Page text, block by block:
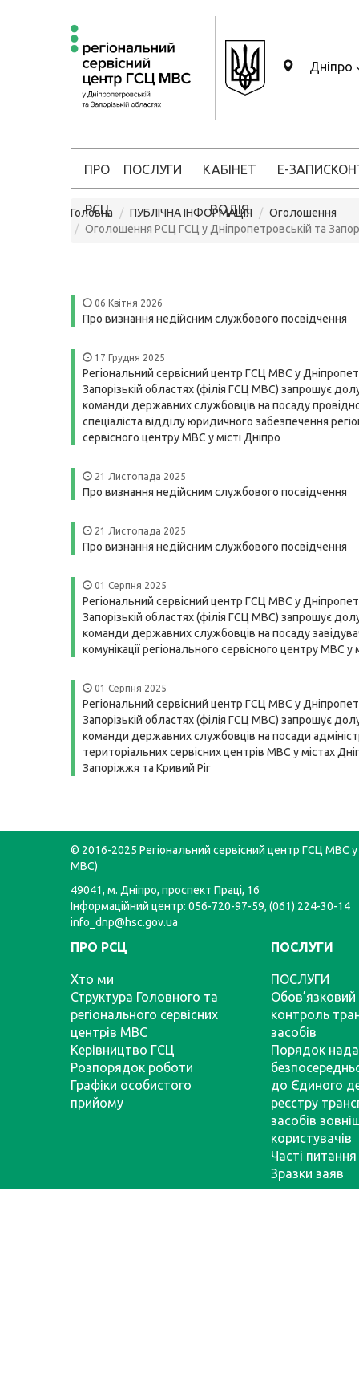
Дніпро
ПРО
РСЦ
ПОСЛУГИ КАБІНЕТ
ВОДІЯ
Е-ЗАПИС
Головна ПУБЛІЧНА ІНФОРМАЦІЯ
Оголошення
Оголошення РСЦ ГСЦ у Дніпропетровській та
06 Квітня 2026
Про визнання недійсним службового посвідчення
17 Грудня 2025
Регіональний сервісний центр ГСЦ МВС у
Запорізькій областях (філія ГСЦ МВС) запрошує
команди державних службовців на посаду
спеціаліста відділу юридичного забезпечення
сервісного центру МВС у місті Дніпро
21 Листопада 2025
Про визнання недійсним службового посвідчення
21 Листопада 2025
Про визнання недійсним службового посвідчення
01 Серпня 2025
Регіональний сервісний центр ГСЦ МВС у
Запорізькій областях (філія ГСЦ МВС) запрошує
команди державних службовців на посаду
комунікації регіонального сервісного центру МВС у
01 Серпня 2025
Регіональний сервісний центр ГСЦ МВС у
Запорізькій областях (філія ГСЦ МВС) запрошує
команди державних службовців на посади
територіальних сервісних центрів МВС у містах
Запоріжжя та Кривий Ріг
© 2016-2025 Регіональний сервісний центр ГСЦ МВС у
МВС)
49041, м. Дніпро, проспект Праці, 16
Інформаційний центр: 056-720-97-59, (061) 224-30-14
info_dnp@hsc.gov.ua
ПРО РСЦ
Хто ми
Структура Головного та
регіонального сервісних
центрів МВС
Керівництво ГСЦ
Розпорядок роботи
Графіки особистого
прийому
ПОСЛУГИ
ПОСЛУГИ
Обов’язковий
контроль
засобів
Порядок
до Єдиного
реєстру
засобів
користувачів
Часті питання
Зразки заяв